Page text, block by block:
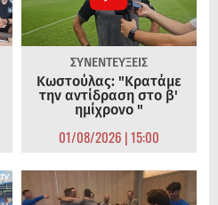
ΣΥΝΕΝΤΕΥΞΕΙΣ
Κωστούλας: "Κρατάμε
την αντίδραση στο β'
ημίχρονο "
01/08/2026 | 15:00